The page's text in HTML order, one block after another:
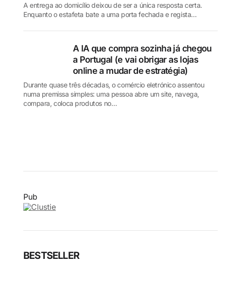
A entrega ao domicílio deixou de ser a única resposta certa.
Enquanto o estafeta bate a uma porta fechada e regista…
A IA que compra sozinha já chegou
a Portugal (e vai obrigar as lojas
online a mudar de estratégia)
Durante quase três décadas, o comércio eletrónico assentou
numa premissa simples: uma pessoa abre um site, navega,
compara, coloca produtos no…
Pub
BESTSELLER